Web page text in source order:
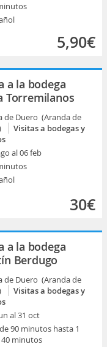
5,90€
a la bodega
Torremilanos
de Duero (Aranda de
Visitas a bodegas y
al 06 feb
30€
a la bodega
Berdugo
de Duero (Aranda de
Visitas a bodegas y
al 31 oct
90 minutos hasta 1
minutos